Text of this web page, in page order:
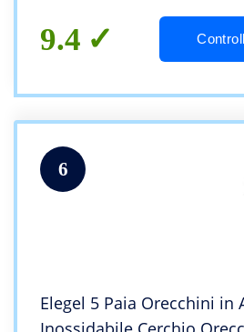
9.4
6
Elegel 5 Paia Orecchini in